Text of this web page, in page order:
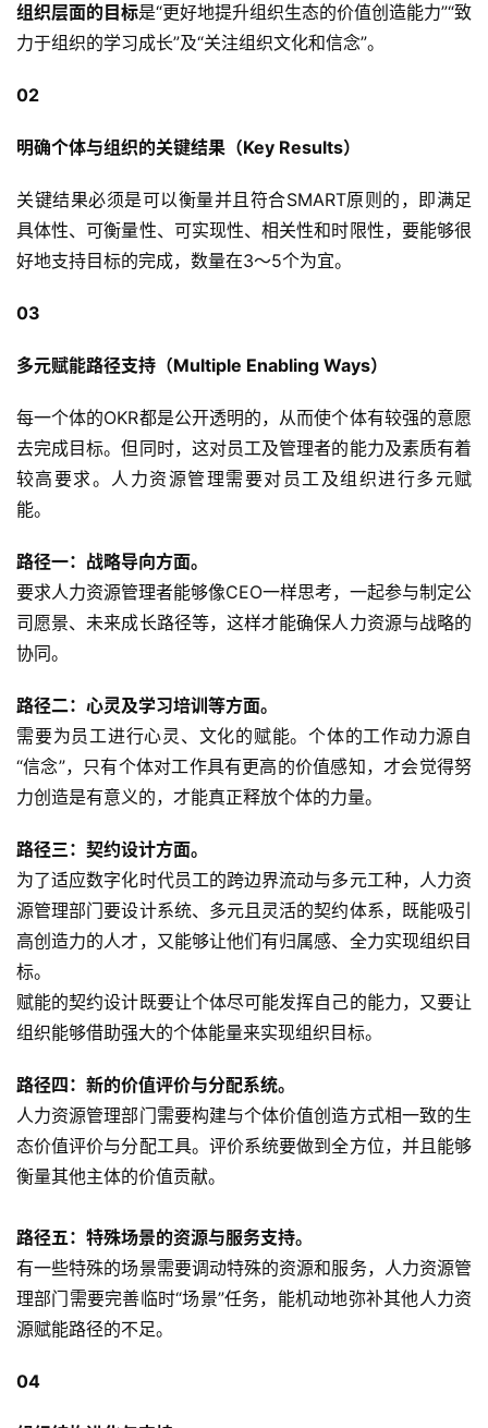
组织层面的目标是“更好地提升组织生态的价值创造能力”“致
力于组织的学习成长”及“关注组织文化和信念”。
02
明确个体与组织的关键结果（Key Results）
关键结果必须是可以衡量并且符合SMART原则的，即满足
具体性、可衡量性、可实现性、相关性和时限性，要能够很
好地支持目标的完成，数量在3～5个为宜。
03
多元赋能路径支持（Multiple Enabling Ways）
每一个体的OKR都是公开透明的，从而使个体有较强的意愿
去完成目标。但同时，这对员工及管理者的能力及素质有着
较高要求。人力资源管理需要对员工及组织进行多元赋
能。
路径一：战略导向方面。
要求人力资源管理者能够像CEO一样思考，一起参与制定公
司愿景、未来成长路径等，这样才能确保人力资源与战略的
协同。
路径二：心灵及学习培训等方面。
需要为员工进行心灵、文化的赋能。个体的工作动力源自
“信念”，只有个体对工作具有更高的价值感知，才会觉得努
力创造是有意义的，才能真正释放个体的力量。
路径三：契约设计方面。
为了适应数字化时代员工的跨边界流动与多元工种，人力资
源管理部门要设计系统、多元且灵活的契约体系，既能吸引
高创造力的人才，又能够让他们有归属感、全力实现组织目
标。
赋能的契约设计既要让个体尽可能发挥自己的能力，又要让
组织能够借助强大的个体能量来实现组织目标。
路径四：新的价值评价与分配系统。
人力资源管理部门需要构建与个体价值创造方式相一致的生
态价值评价与分配工具。评价系统要做到全方位，并且能够
衡量其他主体的价值贡献。
路径五：特殊场景的资源与服务支持。
有一些特殊的场景需要调动特殊的资源和服务，人力资源管
理部门需要完善临时“场景”任务，能机动地弥补其他人力资
源赋能路径的不足。
04